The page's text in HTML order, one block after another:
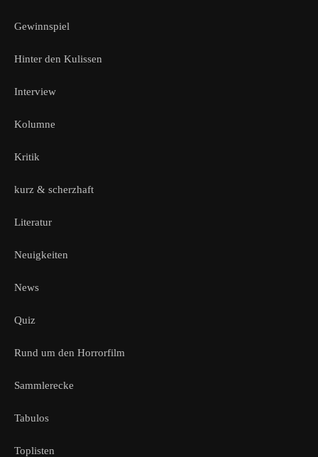
Gewinnspiel
Hinter den Kulissen
Interview
Kolumne
Kritik
kurz & scherzhaft
Literatur
Neuigkeiten
News
Quiz
Rund um den Horrorfilm
Sammlerecke
Tabulos
Toplisten